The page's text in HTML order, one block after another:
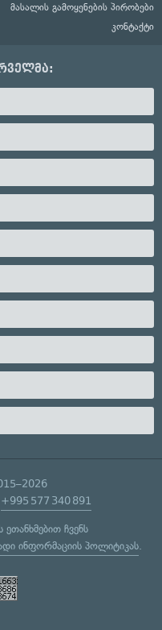
მასალის გამოყენების პირობები
კონტაქტი
+995 577 340 891
ჩვენს
ინფორმაციის პოლიტიკას.